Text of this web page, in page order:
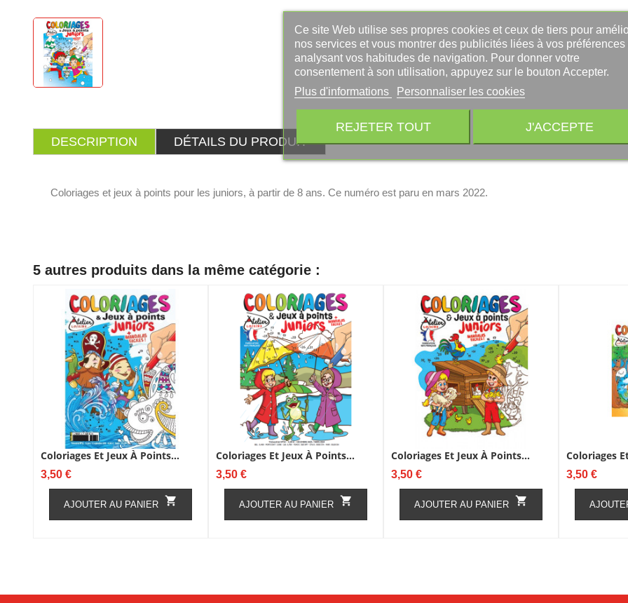
DESCRIPTION DÉTAILS DU PRODUIT
Coloriages et jeux à points pour les juniors, à partir de 8 ans. Ce numéro est paru en mars 2022.
5 autres produits dans la même catégorie :
Coloriages Et Jeux À Points...
Prix
3,50 €
AJOUTER AU PANIER 
Coloriages Et Jeux À Points...
Prix
3,50 €
AJOUTER AU PANIER 
Coloriages Et Jeux À Points...
Prix
3,50 €
AJOUTER AU PANIER 
Coloriages
Prix
3,50 €
Ce site Web utilise ses propres cookies et ceux de tiers pour
nos services et vous montrer des publicités liées à vos préférences
analysant vos habitudes de navigation. Pour donner votre
consentement à son utilisation, appuyez sur le bouton Accepter.
Plus d'informations
Personnaliser les cookies
REJETER TOUT J'ACCEPTE